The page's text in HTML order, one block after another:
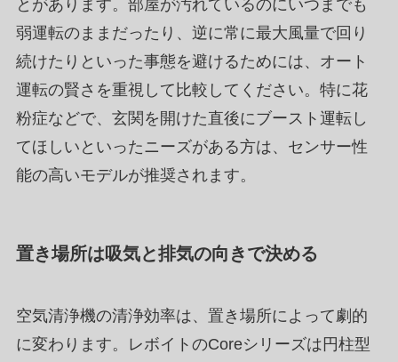
とがあります。部屋が汚れているのにいつまでも
弱運転のままだったり、逆に常に最大風量で回り
続けたりといった事態を避けるためには、オート
運転の賢さを重視して比較してください。特に花
粉症などで、玄関を開けた直後にブースト運転し
てほしいといったニーズがある方は、センサー性
能の高いモデルが推奨されます。
置き場所は吸気と排気の向きで決める
空気清浄機の清浄効率は、置き場所によって劇的
に変わります。レボイトのCoreシリーズは円柱型